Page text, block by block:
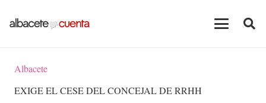
Albacete
EXIGE EL CESE DEL CONCEJAL DE RRHH